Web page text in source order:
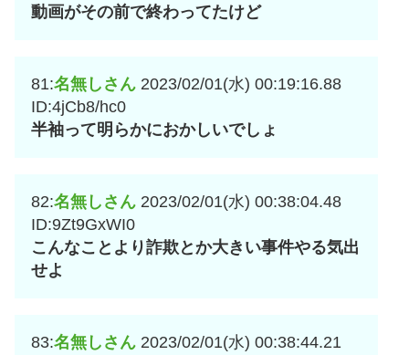
動画がその前で終わってたけど
81:名無しさん 2023/02/01(水) 00:19:16.88
ID:4jCb8/hc0
半袖って明らかにおかしいでしょ
82:名無しさん 2023/02/01(水) 00:38:04.48
ID:9Zt9GxWI0
こんなことより詐欺とか大きい事件やる気出
せよ
83:名無しさん 2023/02/01(水) 00:38:44.21